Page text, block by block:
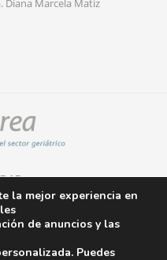
Diana Marcela Matiz
la mejor experiencia en
de anuncios y las
Puedes